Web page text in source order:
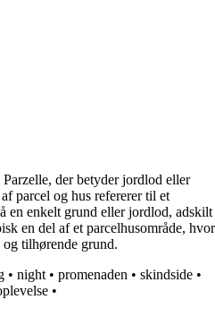
der betyder jordlod eller
parcel og hus refererer til et
en enkelt grund eller jordlod, adskilt
en del af et parcelhusområde, hvor
og tilhørende grund.
• night • promenaden • skindside •
•